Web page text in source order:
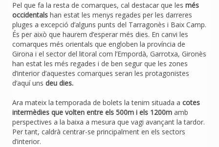
Pel que fa la resta de comarques, cal destacar que les més
occidentals han estat les menys regades per les darreres
pluges a excepció d’alguns punts del Tarragonès i Baix Camp.
És per això que haurem d’esperar més dies. En canvi les
comarques més orientals que engloben la província de
Girona i el sector del litoral com l’Empordà, Garrotxa, Gironès
han estat les més regades i de ben segur que les zones
d’interior d’aquestes comarques seran les protagonistes
d’aquí uns deu dies.
Ara mateix la temporada de bolets la tenim situada a cotes
intermèdies que volten entre els 500m i els 1200m amb
perspectives a la baixa a mesura que vagi avançant la tardor.
Per tant, caldrà centrar-se principalment en els sectors
d’interior.